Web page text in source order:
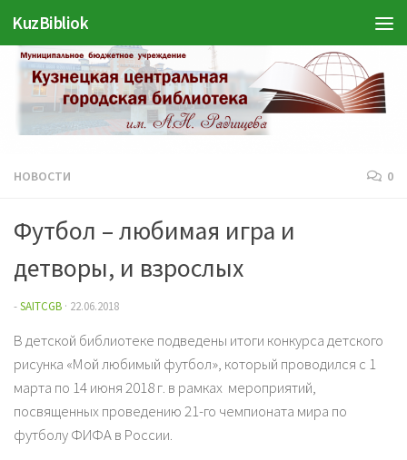
Перейти к содержимому
KuzBibliok
НОВОСТИ 0
Футбол – любимая игра и
детворы, и взрослых
-SAITCGB · 22.06.2018
В детской библиотеке подведены итоги конкурса детского
рисунка «Мой любимый футбол», который проводился с 1
марта по 14 июня 2018 г. в рамках мероприятий,
посвященных проведению 21-го чемпионата мира по
футболу ФИФА в России.